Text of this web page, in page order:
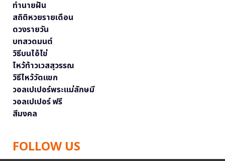
ทำนายฝัน
สถิติหวยรายเดือน
ดวงรายวัน
บทสวดมนต์
วิธีบนไอ้ไข่
ไหว้ท้าวเวสสุวรรณ
วิธีไหว้วัดแขก
วอลเปเปอร์พระแม่ลักษมี
วอลเปเปอร์ ฟรี
สีมงคล
FOLLOW US